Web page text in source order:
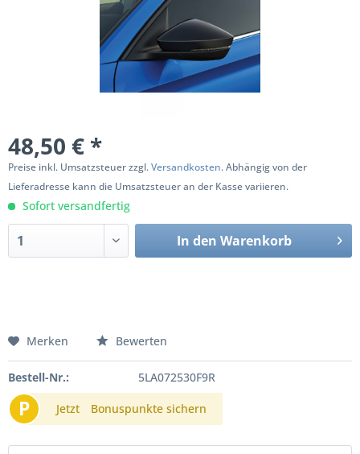
48,50 € *
Preise inkl. Umsatzsteuer zzgl.Versandkosten. Abhängig von der
Lieferadresse kann die Umsatzsteuer an der Kasse variieren.
Sofort versandfertig
In den Warenkorb
Merken Bewerten
Bestell-Nr.: 5LA072530F9R
P Jetzt Bonuspunkte sichern